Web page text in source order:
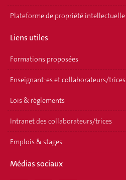
Plateforme de propriété intellectuelle
Liens utiles
Formations proposées
Enseignant-es et collaborateurs/trices
Lois & règlements
Intranet des collaborateurs/trices
Emplois & stages
Médias sociaux